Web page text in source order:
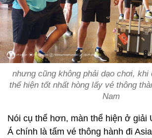
nhưng cũng không phải dạo chơi, khi
thể hiện tốt nhất hòng lấy vé thông
Nam
Nói cụ thể hơn, màn thể hiện ở giải
Á chính là tấm vé thông hành đi